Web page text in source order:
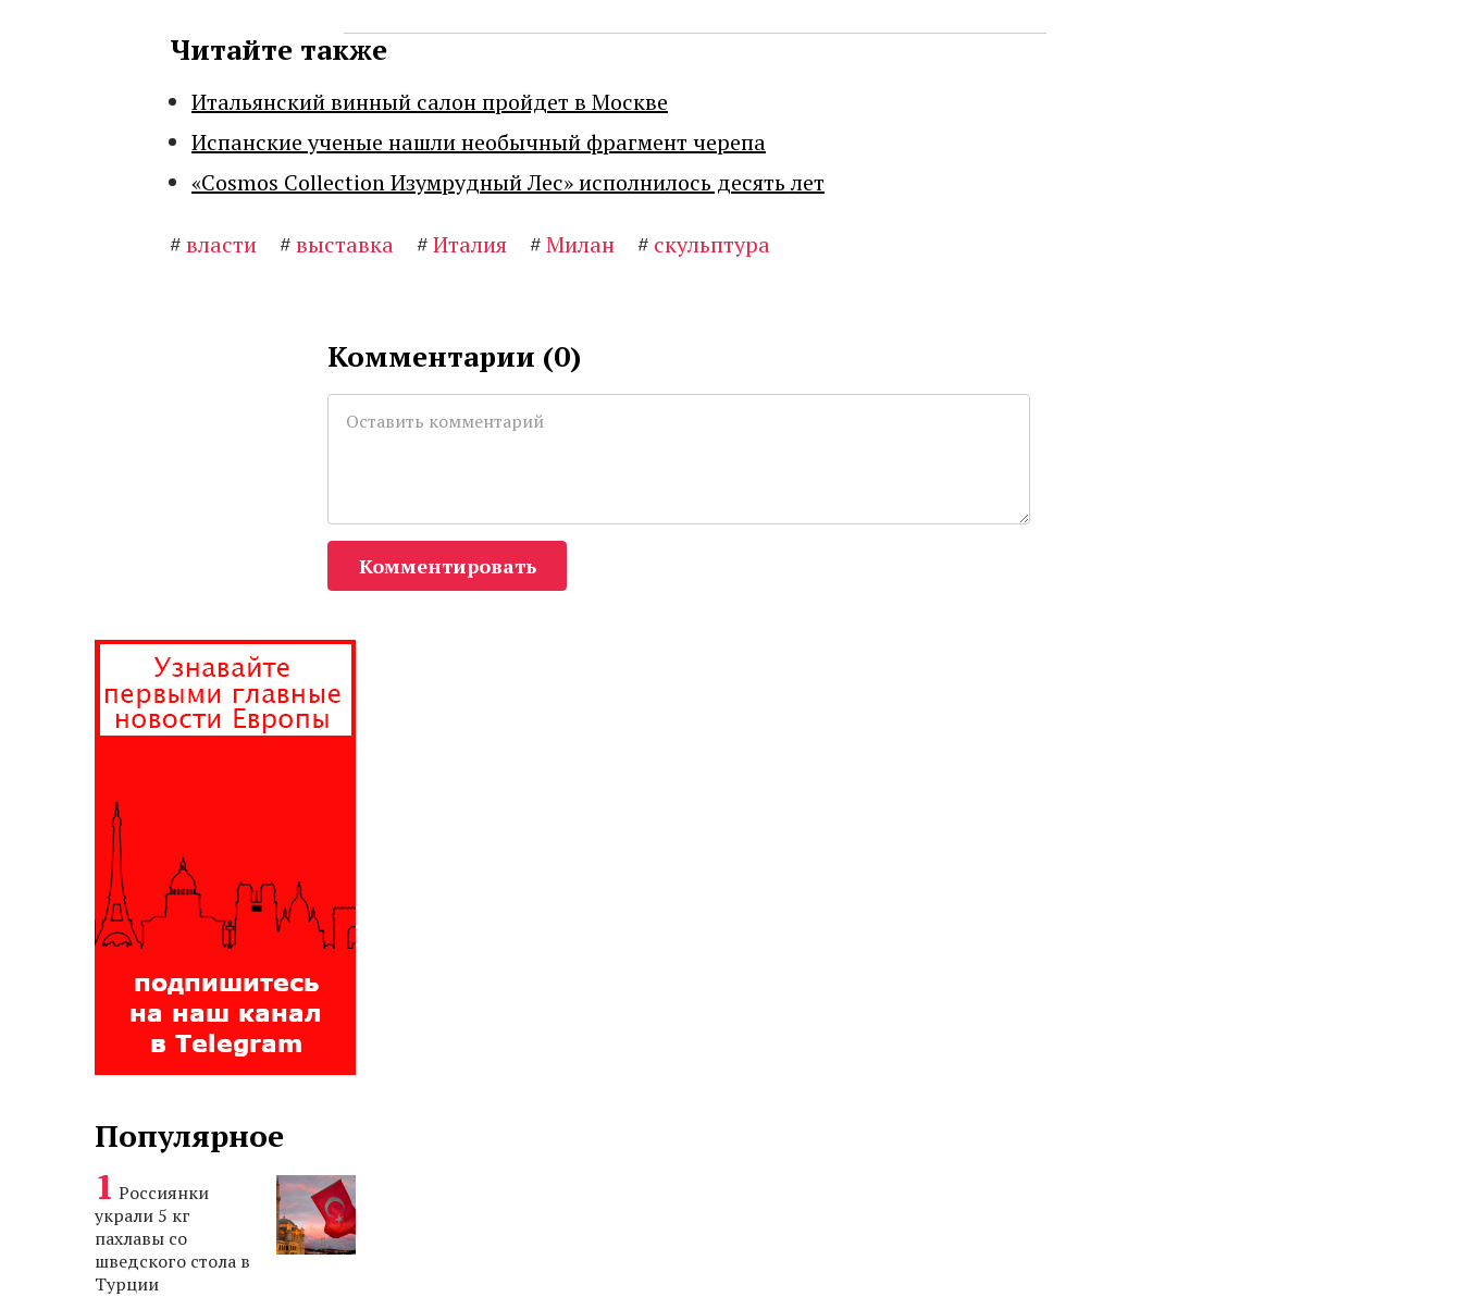
Читайте также
Итальянский винный салон пройдет в Москве
Испанские ученые нашли необычный фрагмент черепа
«Cosmos Collection Изумрудный Лес» исполнилось десять лет
#власти #выставка #Италия #Милан # скульптура
Комментарии (0)
Комментировать
Популярное
Россиянки
украли 5 кг
пахлавы со
шведского стола в
Турции